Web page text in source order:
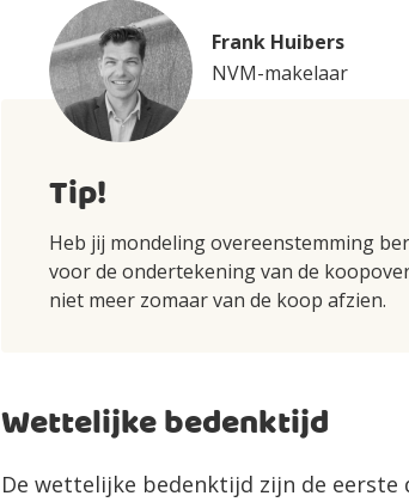
Frank Huibers
NVM-makelaar
Tip!
Heb jij mondeling overeenstemming
voor de ondertekening van de
niet meer zomaar van de koop afzien.
Wettelijke bedenktijd
De wettelijke bedenktijd zijn de